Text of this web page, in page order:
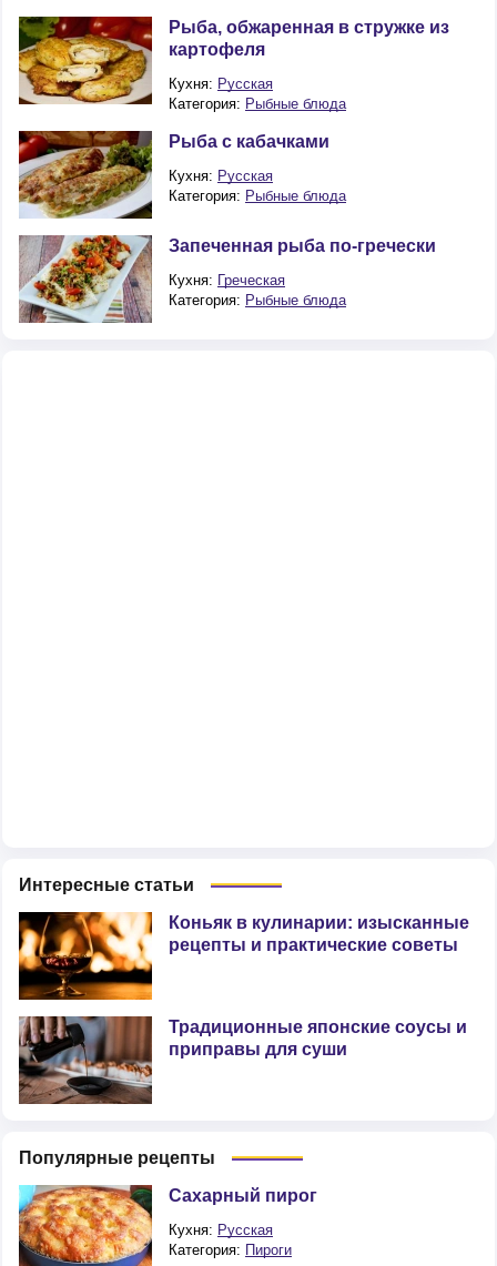
Рыба, обжаренная в стружке из
картофеля
Кухня: Русская
Категория: Рыбные блюда
Рыба с кабачками
Кухня: Русская
Категория: Рыбные блюда
Запеченная рыба по-гречески
Кухня: Греческая
Категория: Рыбные блюда
Интересные статьи
Коньяк в кулинарии: изысканные
рецепты и практические советы
Традиционные японские соусы и
приправы для суши
Популярные рецепты
Сахарный пирог
Кухня: Русская
Категория: Пироги